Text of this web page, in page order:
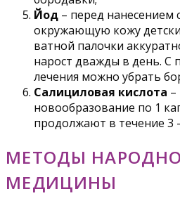
Йод – перед нанесением
окружающую кожу
ватной палочки
нарост дважды в день.
лечения можно убрать
Салициловая кислота –
новообразование по 1
продолжают в течение 3
МЕТОДЫ
МЕДИЦИНЫ